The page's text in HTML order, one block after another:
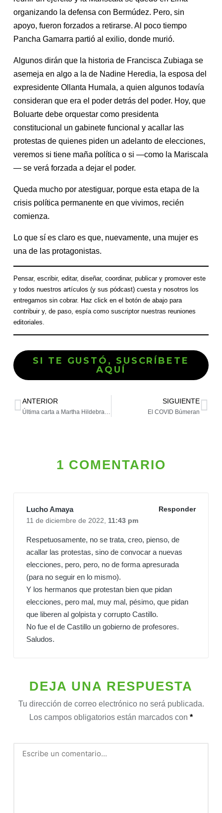
organizando la defensa con Bermúdez. Pero, sin
apoyo, fueron forzados a retirarse. Al poco tiempo
Pancha Gamarra partió al exilio, donde murió.
Algunos dirán que la historia de Francisca Zubiaga se
asemeja en algo a la de Nadine Heredia, la esposa del
expresidente Ollanta Humala, a quien algunos todavía
consideran que era el poder detrás del poder. Hoy, que
Boluarte debe orquestar como presidenta
constitucional un gabinete funcional y acallar las
protestas de quienes piden un adelanto de elecciones,
veremos si tiene maña política o si —como la Mariscala
— se verá forzada a dejar el poder.
Queda mucho por atestiguar, porque esta etapa de la
crisis política permanente en que vivimos, recién
comienza.
Lo que sí es claro es que, nuevamente, una mujer es
una de las protagonistas.
Pensar, escribir, editar, diseñar, coordinar, publicar y promover este
y todos nuestros artículos (y sus pódcast) cuesta y nosotros los
entregamos sin cobrar. Haz click en el botón de abajo para
contribuir y, de paso, espía como suscriptor nuestras reuniones
editoriales.
SI TE GUSTÓ, SUSCRÍBETE
AQUÍ
ANTERIOR
Última carta a Martha Hildebrandt
SIGUIENTE
El COVID Búmeran
1 COMENTARIO
Lucho Amaya
Responder
11 de diciembre de 2022, 11:43 pm
Respetuosamente, no se trata, creo, pienso, de
acallar las protestas, sino de convocar a nuevas
elecciones, pero, pero, no de forma apresurada
(para no seguir en lo mismo).
Y los hermanos que protestan bien que pidan
elecciones, pero mal, muy mal, pésimo, que pidan
que liberen al golpista y corrupto Castillo.
No fue el de Castillo un gobierno de profesores.
Saludos.
DEJA UNA RESPUESTA
Tu dirección de correo electrónico no será publicada.
Los campos obligatorios están marcados con *